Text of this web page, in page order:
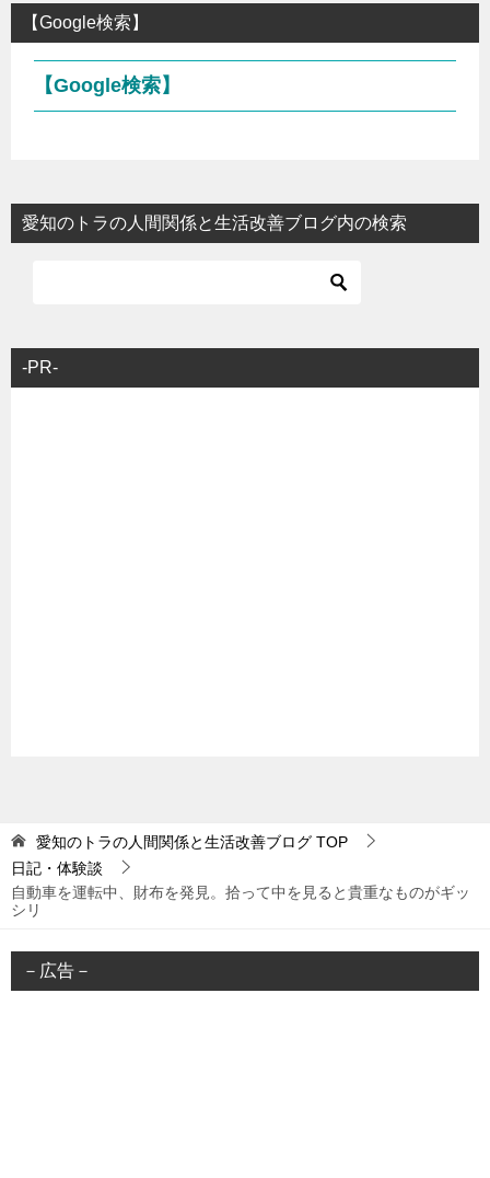
【Google検索】
【Google検索】
愛知のトラの人間関係と生活改善ブログ内の検索
-PR-
愛知のトラの人間関係と生活改善ブログ TOP
日記・体験談
自動車を運転中、財布を発見。拾って中を見ると貴重なものがギッ
シリ
－広告－